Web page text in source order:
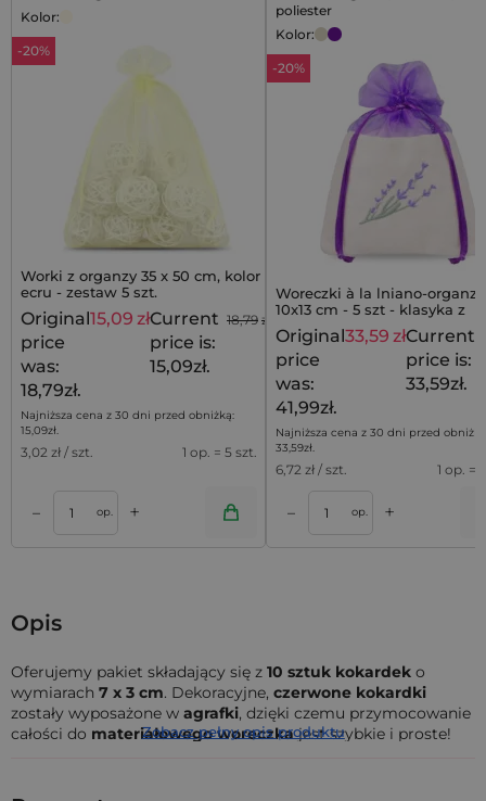
Kolor:
-20%
Worki z organzy 35 x 50 cm, kolor
ecru - zestaw 5 szt.
18,79 zł
Original
price
was:
18,79zł.
15,09 złCurrent
price is:
15,09zł.
Najniższa cena z 30 dni przed obniżką:
15,09zł.
3,02 zł / szt. 1 op. = 5 szt.
– op. +
poliester
Kolor:
-20%
Woreczki à la lniano-
10x13 cm - 5 szt - klasyka z
lawendowym akcentem
Original
price
was:
41,99zł.
33,59 złCurrent
price is:
33,59zł.
Najniższa cena z 30 dni przed
33,59zł.
6,72 zł / szt. 1 op. =
– op. +
Dodaj do koszyka
Opis
Oferujemy pakiet składający się z 10 sztuk kokardek o
wymiarach 7 x 3 cm. Dekoracyjne, czerwone kokardki
zostały wyposażone w agrafki, dzięki czemu przymocowanie
całości do materiałowego woreczkajest szybkie i proste!
Zobacz pełny opis produktu